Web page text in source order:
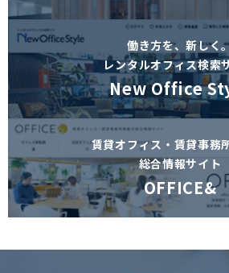
働き方を、新しく
レンタルオフィス検索
New Office
賃貸オフィス・賃貸事務
総合情報サイト
OFFICE&